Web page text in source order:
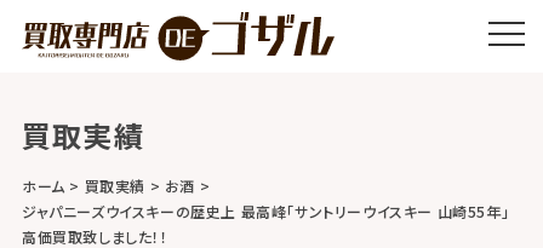
買取実績
ホーム 買取実績
お酒
ジャパニーズウイスキーの歴史上 最高峰「サントリーウイスキー 山崎55年」
高価買取致しました！！